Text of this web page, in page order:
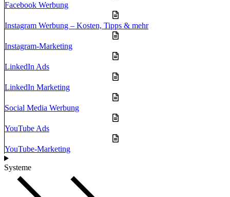
Facebook Werbung
Instagram Werbung – Kosten, Tipps & mehr
Instagram-Marketing
LinkedIn Ads
LinkedIn Marketing
Social Media Werbung
YouTube Ads
YouTube-Marketing
Systeme